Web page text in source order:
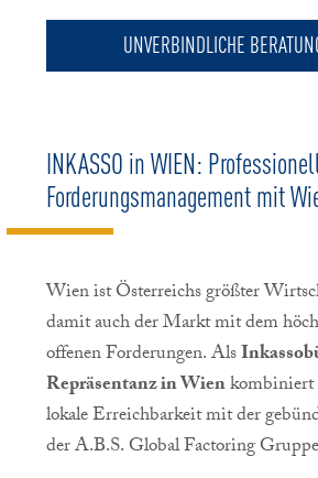
UNVERBINDLICHE
INKASSO in WIEN:
Forderungsmanagement mit
Wien ist Österreichs größter
damit auch der Markt mit dem
offenen Forderungen. Als
Repräsentanz in Wienkombiniert
lokale Erreichbarkeit mit der
der A.B.S. Global Factoring